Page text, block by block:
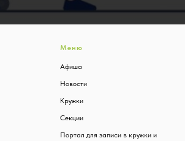
Меню
Афиша
Новости
Кружки
Секции
Портал для записи в кружки и